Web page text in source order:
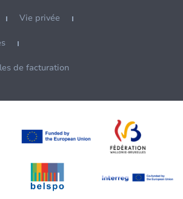
Vie privée
de facturation